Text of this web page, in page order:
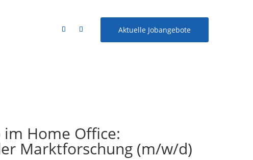
Aktuelle Jobangebote
Home Office:
Marktforschung (m/w/d)